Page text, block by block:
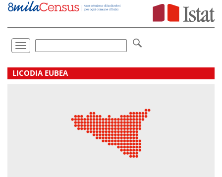
Vai
direttamente
Toggle
navigation
LICODIA EUBEA